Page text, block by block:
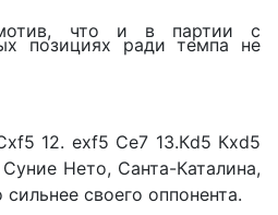
что и в партии с
позициях ради темпа не
12. exf5 Сe7 13.Кd5 Кxd5
Нето, Санта-Каталина,
своего оппо­нента.